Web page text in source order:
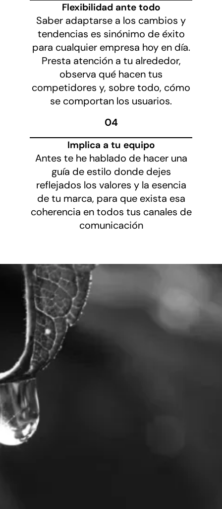
Flexibilidad ante todo
Saber adaptarse a los cambios y
tendencias es sinónimo de éxito
para cualquier empresa hoy en día.
Presta atención a tu alrededor,
observa qué hacen tus
competidores y, sobre todo, cómo
se comportan los usuarios.
04
Implica a tu equipo
Antes te he hablado de hacer una
guía de estilo donde dejes
reflejados los valores y la esencia
de tu marca, para que exista esa
coherencia en todos tus canales de
comunicación